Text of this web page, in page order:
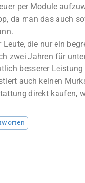
per Module
da man das auch
die nur ein
zwei Jahren für
besserer
auch keinen
direkt kaufen,